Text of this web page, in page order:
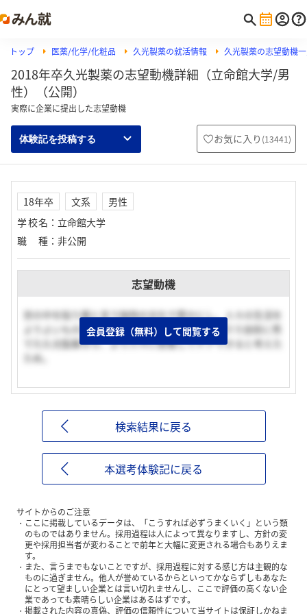
トップ 医薬/化学/化粧品 久光製薬の就活情報 久光製薬の志望動機
2018年卒久光製薬の志望動機詳細（立命館大学/男
性）（公開）
実際に企業に提出した志望動機
体験記を投稿する お気に入り (13441)
18年卒 文系
男性
学校名 ： 立命館大学
職種 ： 非公開
志望動機
世の中を貼り薬と言う独特の文化で豊かにし、人々の生活を
よりよいものにしたいという想いがあり、ＴＤＤＳ技術に秀
でた久光製薬なら、より人々に密着してケアできると考えた
ため。
会員登録（無料）して閲覧する
検索結果に戻る
本選考体験記に戻る
サイトからのご注意
ここに掲載しているデータは、「こうすれば必ずうまくいく」という類
のものではありません。採用過程は人によって異なりますし、方針の変
更や採用担当者が変わることで前年と大幅に変更される場合もありえま
す。
また、言うまでもないことですが、採用過程に対する感じ方は主観的な
ものに過ぎません。他人が誉めているからといってかならずしもあなた
にとって望ましい企業とは言い切れませんし、ここで評価の高くない企
業であっても素晴らしい企業はあるはずです。
掲載された内容の真偽、評価の信頼性について当サイトは保証しかねま